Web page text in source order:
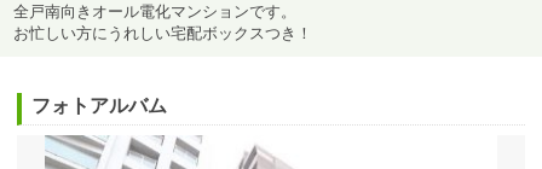
全戸南向きオール電化マンションです。
お忙しい方にうれしい宅配ボックスつき！
フォトアルバム